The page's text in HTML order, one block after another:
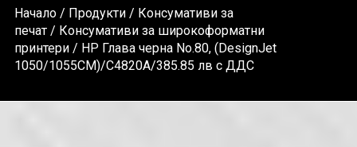
Начало/ Продукти/ Консумативи за
печат/ Консумативи за широкоформатни
принтери/ HP Глава черна No.80, (DesignJet
1050/1055CM)/C4820A/385.85 лв с ДДС